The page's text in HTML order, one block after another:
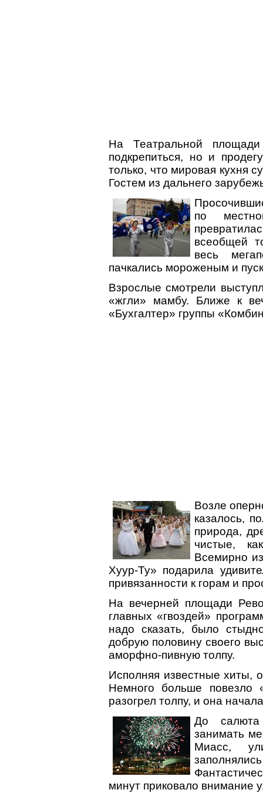
На Театральной
подкрепиться, но и
только, что мировая кухня
Гостем из дальнего
по
всеобщей
весь
пачкались мороженым и
Взрослые смотрели
«жгли» мамбу. Ближе к
«Бухгалтер» группы
Возле
казалось,
природа,
чистые,
Всемирно
Хуур-Ту» подарила
привязанности к горам и
На вечерней площади
главных «гвоздей»
надо сказать, было
добрую половину своего
аморфно-пивную толпу.
Исполняя известные хиты,
Немного больше повезло
разогрел толпу, и она
До салюта
занимать
Миасс,
минут приковало внимание